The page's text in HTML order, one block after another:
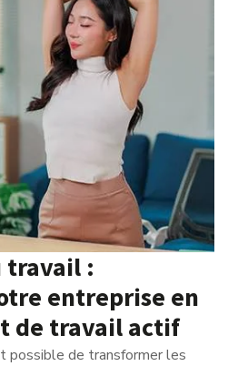
travail :
entreprise en
de travail actif
possible de transformer les